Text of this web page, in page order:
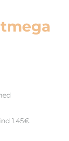
1.45€